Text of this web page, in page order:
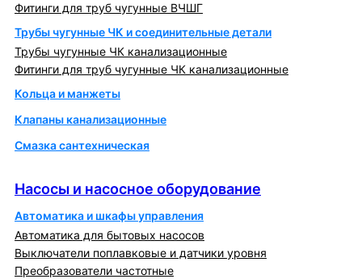
Фитинги для труб чугунные ВЧШГ
Трубы чугунные ЧК и соединительные детали
Трубы чугунные ЧК канализационные
Фитинги для труб чугунные ЧК канализационные
Кольца и манжеты
Клапаны канализационные
Смазка сантехническая
Насосы и насосное оборудование
Автоматика и шкафы управления
Автоматика для бытовых насосов
Выключатели поплавковые и датчики уровня
Преобразователи частотные